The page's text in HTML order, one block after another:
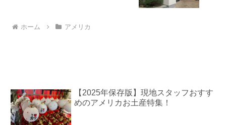
ホーム アメリカ
【2025年保存版】現地スタッフおすす
めのアメリカお土産特集！